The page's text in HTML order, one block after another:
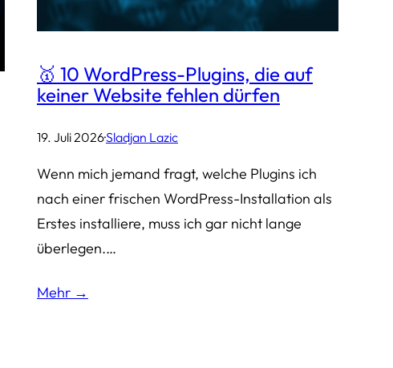
🥇 10 WordPress-Plugins, die auf
keiner Website fehlen dürfen
19. Juli 2026·Sladjan Lazic
Wenn mich jemand fragt, welche Plugins ich
nach einer frischen WordPress-Installation als
Erstes installiere, muss ich gar nicht lange
überlegen.…
Mehr →